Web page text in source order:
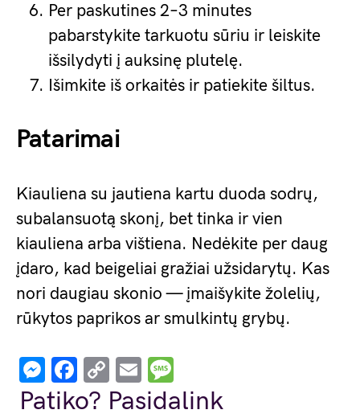
Per paskutines 2–3 minutes
pabarstykite tarkuotu sūriu ir leiskite
išsilydyti į auksinę plutelę.
Išimkite iš orkaitės ir patiekite šiltus.
Patarimai
Kiauliena su jautiena kartu duoda sodrų,
subalansuotą skonį, bet tinka ir vien
kiauliena arba vištiena. Nedėkite per daug
įdaro, kad beigeliai gražiai užsidarytų. Kas
nori daugiau skonio — įmaišykite žolelių,
rūkytos paprikos ar smulkintų grybų.
Messenger
Facebook
Copy
Link
Email
Patiko? Pasidalink